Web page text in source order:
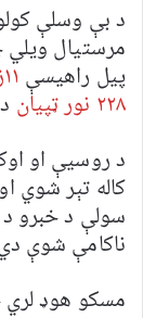
د بې وسلې
مرستیال
پیل راهیسې
۲۲۸ نور ټپیان
د روسیې او
کاله تېر شوي
سولې د خبرو
ناکامې شوې
مسکو هوډ